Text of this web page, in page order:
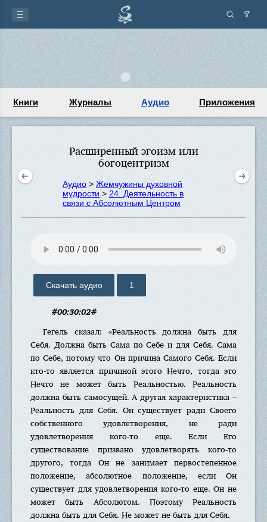
Книги Журналы Аудио Приложения
Расширенный эгоизм или
богоцентризм
Аудио > Жемчужины духовной
мудрости > 24. Деятельность в
связи с Абсолютным Центром
Скачать аудио 1
#00:30:02#
Гегель сказал: «Реальность должна быть для
Себя. Должна быть Сама по Себе и для Себя. Сама
по Себе, потому что Он причина Самого Себя. Если
кто-то является причиной этого Нечто, тогда это
Нечто не может быть Реальностью. Реальность
должна быть самосущей. А другая характеристика –
Реальность для Себя. Он существует ради Своего
собственного удовлетворения, не ради
удовлетворения кого-то еще. Если Его
существование призвано удовлетворять кого-то
другого, тогда Он не занимает первостепенное
положение, абсолютное положение, если Он
существует для удовлетворения кого-то еще. Он не
может быть Абсолютом. Поэтому Реальность
должна быть для Себя. Не может не быть для Себя.